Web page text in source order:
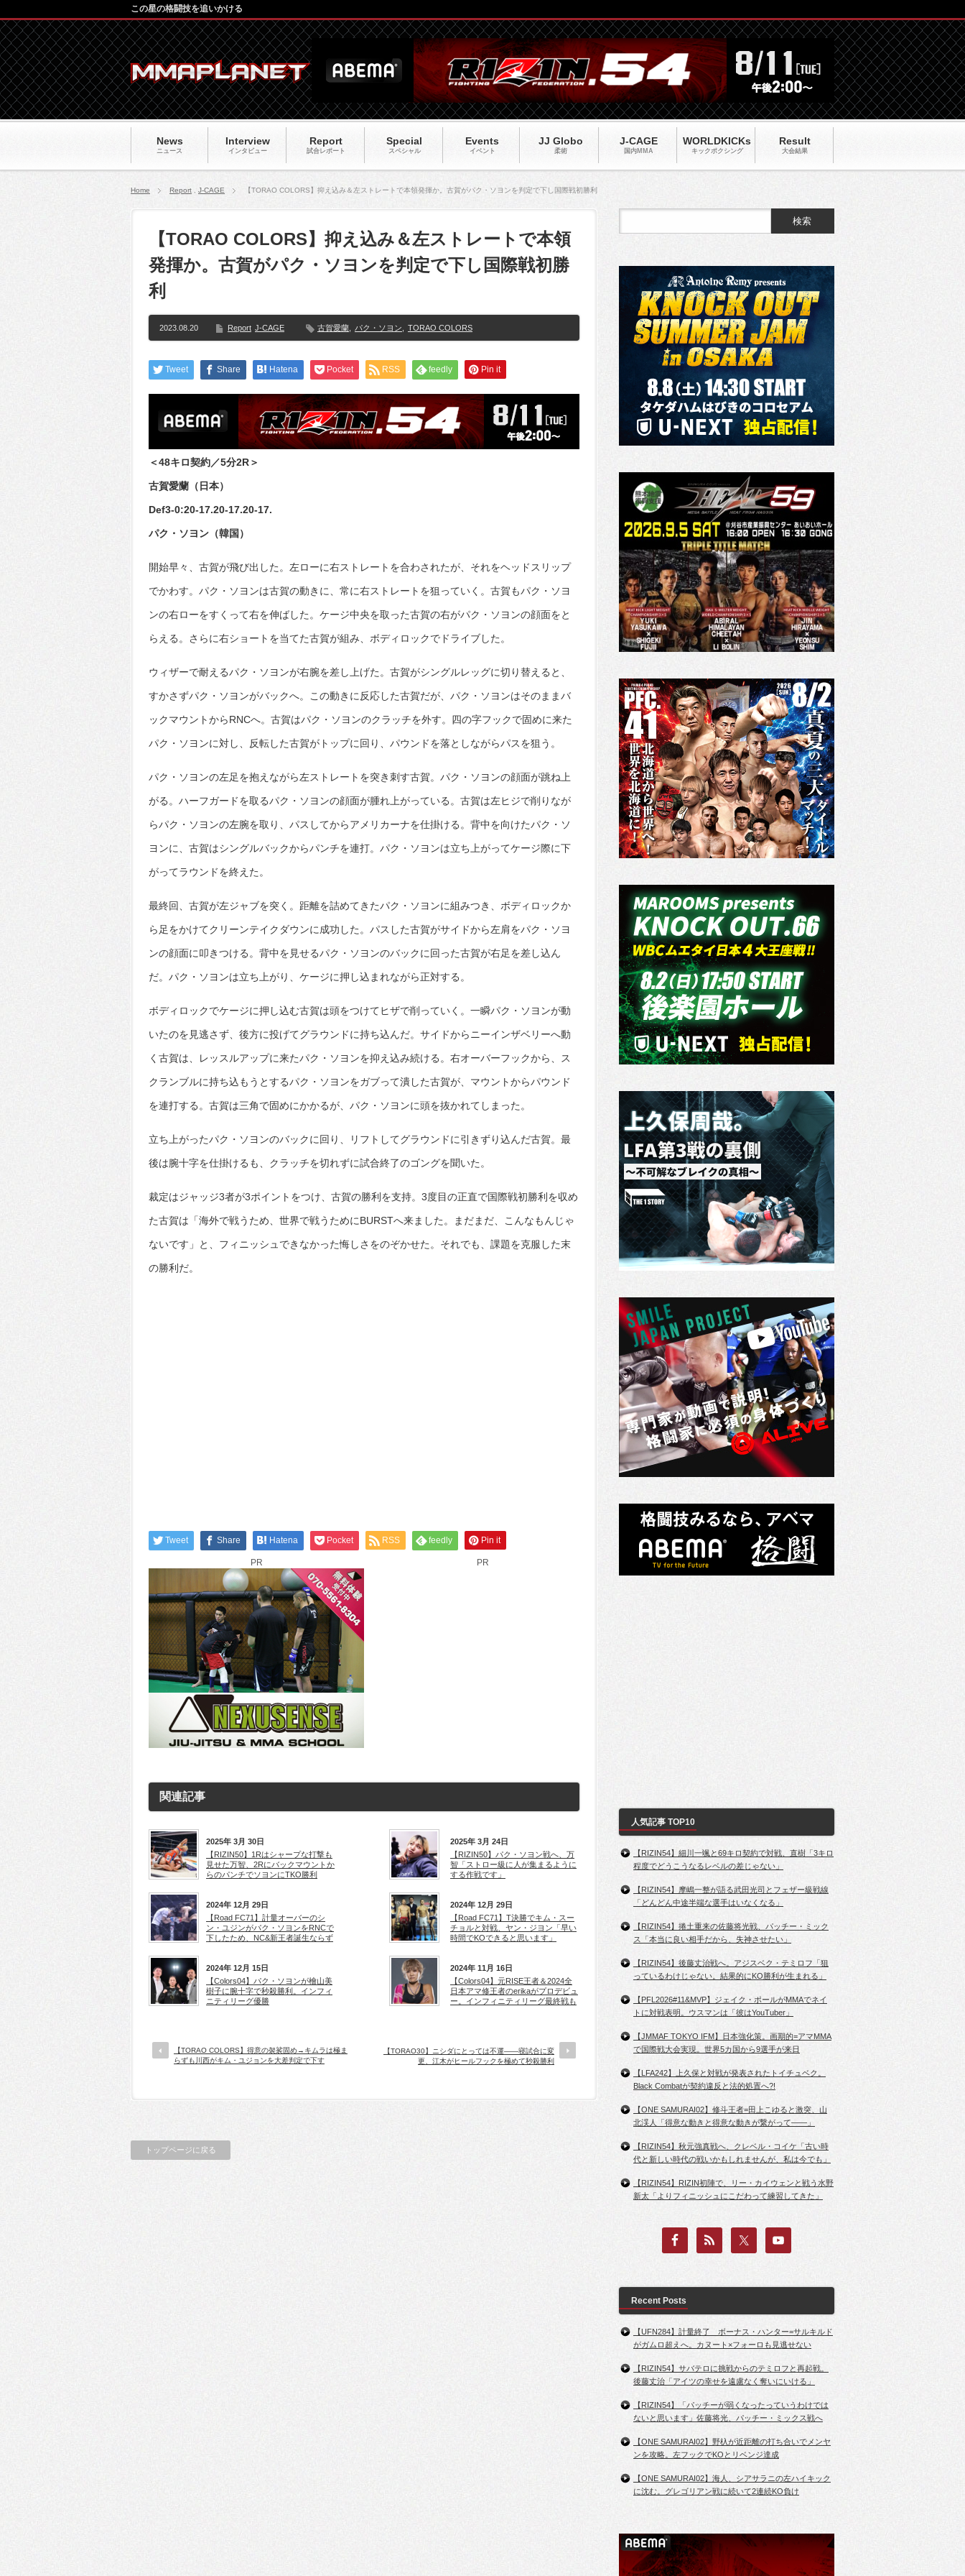
News
ニュース
Interview
インタビュー
Report
試合レポート
Special
スペシャル
Events
イベント
JJ Globo
柔術
J-CAGE
国内MMA
WORLDKICKs
キックポクシング
Result
大会結果
この星の格闘技を追いかける
Home Report J-CAGE 【TORAO COLORS】抑え込み＆左ストレートで本領発揮か。古賀がパク・ソヨンを判定で下し国際戦初勝利
【TORAO COLORS】抑え込み＆左ストレートで本領
発揮か。古賀がパク・ソヨンを判定で下し国際戦初勝
利
2023.08.20 Report J-CAGE 古賀愛蘭 パク・ソヨン TORAO COLORS
Tweet Share Hatena Pocket RSS feedly Pin it
＜48キロ契約／5分2R＞
古賀愛蘭（日本）
Def3-0:20-17.20-17.20-17.
パク・ソヨン（韓国）
開始早々、古賀が飛び出した。左ローに右ストレートを合わされたが、それをヘッドスリップ
でかわす。パク・ソヨンは古賀の動きに、常に右ストレートを狙っていく。古賀もパク・ソヨ
ンの右ローをすくって右を伸ばした。ケージ中央を取った古賀の右がパク・ソヨンの顔面をと
らえる。さらに右ショートを当てた古賀が組み、ボディロックでドライブした。
ウィザーで耐えるパク・ソヨンが右腕を差し上げた。古賀がシングルレッグに切り替えると、
すかさずパク・ソヨンがバックへ。この動きに反応した古賀だが、パク・ソヨンはそのままバ
ックマウントからRNCへ。古賀はパク・ソヨンのクラッチを外す。四の字フックで固めに来た
パク・ソヨンに対し、反転した古賀がトップに回り、パウンドを落としながらパスを狙う。
パク・ソヨンの左足を抱えながら左ストレートを突き刺す古賀。パク・ソヨンの顔面が跳ね上
がる。ハーフガードを取るパク・ソヨンの顔面が腫れ上がっている。古賀は左ヒジで削りなが
らパク・ソヨンの左腕を取り、パスしてからアメリカーナを仕掛ける。背中を向けたパク・ソ
ヨンに、古賀はシングルバックからパンチを連打。パク・ソヨンは立ち上がってケージ際に下
がってラウンドを終えた。
最終回、古賀が左ジャブを突く。距離を詰めてきたパク・ソヨンに組みつき、ボディロックか
ら足をかけてクリーンテイクダウンに成功した。パスした古賀がサイドから左肩をパク・ソヨ
ンの顔面に叩きつける。背中を見せるパク・ソヨンのバックに回った古賀が右足を差し込ん
だ。パク・ソヨンは立ち上がり、ケージに押し込まれながら正対する。
ボディロックでケージに押し込む古賀は頭をつけてヒザで削っていく。一瞬パク・ソヨンが動
いたのを見逃さず、後方に投げてグラウンドに持ち込んだ。サイドからニーインザベリーへ動
く古賀は、レッスルアップに来たパク・ソヨンを抑え込み続ける。右オーバーフックから、ス
クランブルに持ち込もうとするパク・ソヨンをガブって潰した古賀が、マウントからパウンド
を連打する。古賀は三角で固めにかかるが、パク・ソヨンに頭を抜かれてしまった。
立ち上がったパク・ソヨンのバックに回り、リフトしてグラウンドに引きずり込んだ古賀。最
後は腕十字を仕掛けるも、クラッチを切れずに試合終了のゴングを聞いた。
裁定はジャッジ3者が3ポイントをつけ、古賀の勝利を支持。3度目の正直で国際戦初勝利を収め
た古賀は「海外で戦うため、世界で戦うためにBURSTへ来ました。まだまだ、こんなもんじゃ
ないです」と、フィニッシュできなかった悔しさをのぞかせた。それでも、課題を克服した末
の勝利だ。
Tweet Share Hatena Pocket RSS feedly Pin it
PR PR
関連記事
2025年 3月 30日
【RIZIN50】1Rはシャープな打撃も
見せた万智、2Rにバックマウントか
らのパンチでソヨンにTKO勝利
2025年 3月 24日
【RIZIN50】パク・ソヨン戦へ、万
智「ストロー級に人が集まるように
する作戦です」
2024年 12月 29日
【Road FC71】計量オーバーのシ
ン・ユジンがパク・ソヨンをRNCで
下したため、NC&新王者誕生ならず
2024年 12月 29日
【Road FC71】T決勝でキム・スー
チョルと対戦、ヤン・ジヨン「早い
時間でKOできると思います」
2024年 12月 15日
【Colors04】パク・ソヨンが檜山美
樹子に腕十字で秒殺勝利。インフィ
ニティリーグ優勝
2024年 11月 16日
【Colors04】元RISE王者＆2024全
日本アマ修王者のerikaがプロデビュ
ー。インフィニティリーグ最終戦も
【TORAO COLORS】得意の袈裟固め→キムラは極ま
らずも川西がキム・ユジョンを大差判定で下す
【TORAO30】ニシダにとっては不運――寝試合に変
更、江木がヒールフックを極めて秒殺勝利
トップページに戻る
人気記事 TOP10
【RIZIN54】細川一颯と69キロ契約で対戦、直樹「3キロ
程度でどうこうなるレベルの差じゃない」
【RIZIN54】摩嶋一整が語る武田光司とフェザー級戦線
「どんどん中途半端な選手はいなくなる」
【RIZIN54】捲土重来の佐藤将光戦、パッチー・ミック
ス「本当に良い相手だから、失神させたい」
【RIZIN54】後藤丈治戦へ。アジスベク・テミロフ「狙
っているわけじゃない。結果的にKO勝利が生まれる」
【PFL2026#11&MVP】ジェイク・ポールがMMAでネイ
トに対戦表明。ウスマンは「彼はYouTuber」
【JMMAF TOKYO IFM】日本強化策。画期的=アマMMA
で国際戦大会実現。世界5カ国から9選手が来日
【LFA242】上久保と対戦が発表されたトイチュベク。
Black Combatが契約違反と法的処置へ?!
【ONE SAMURAI02】修斗王者=田上こゆると激突、山
北渓人「得意な動きと得意な動きが繋がって――」
【RIZIN54】秋元強真戦へ、クレベル・コイケ「古い時
代と新しい時代の戦いかもしれませんが、私は今でも」
【RIZIN54】RIZIN初陣で、リー・カイウェンと戦う水野
新太「よりフィニッシュにこだわって練習してきた」
Recent Posts
【UFN284】計量終了 ボーナス・ハンター=サルキルド
がガムロ超えへ。カヌート×フォーロも見逃せない
【RIZIN54】サバテロに挑戦からのテミロフと再起戦。
後藤丈治「アイツの幸せを遠慮なく奪いにいける」
【RIZIN54】「パッチーが弱くなったっていうわけでは
ないと思います」佐藤将光、パッチー・ミックス戦へ
【ONE SAMURAI02】野杁が近距離の打ち合いでメンヤ
ンを攻略。左フックでKOとリベンジ達成
【ONE SAMURAI02】海人、シアサラニの左ハイキック
に沈む。グレゴリアン戦に続いて2連続KO負け